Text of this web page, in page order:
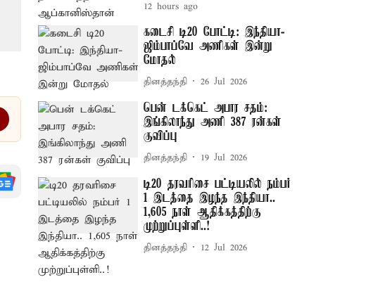
12 hours ago
கடைசி டி20 போட்டி: இந்தியா-
ஜிம்பாப்வே அணிகள் இன்று
மோதல்
தினத்தந்தி 26 Jul 2026
பென் டக்கெட் அபார சதம்:
இங்கிலாந்து அணி 387 ரன்கள்
குவிப்பு
தினத்தந்தி 19 Jul 2026
டி20 தரவரிசை பட்டியலில் நம்பர்
1 இடத்தை இழந்த இந்தியா..
1,605 நாள் ஆதிக்கத்திற்கு
முற்றுப்புள்ளி..!
தினத்தந்தி 12 Jul 2026